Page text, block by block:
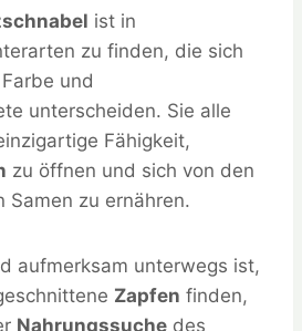
ist in
zu finden, die sich
und
unterscheiden. Sie alle
Fähigkeit,
zu öffnen und sich von den
Samen zu ernähren.
aufmerksam unterwegs ist,
Zapfen finden,
Nahrungssuche des